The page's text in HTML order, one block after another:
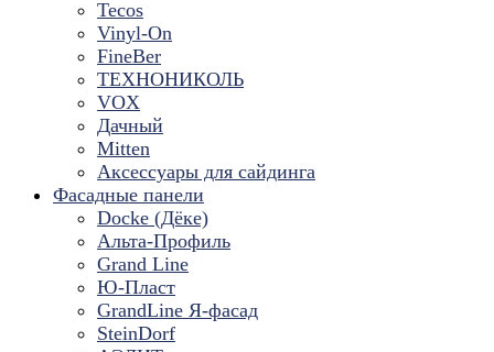
Tecos
Vinyl-On
FineBer
ТЕХНОНИКОЛЬ
VOX
Дачный
Mitten
Аксессуары для сайдинга
Фасадные панели
Docke (Дёке)
Альта-Профиль
Grand Line
Ю-Пласт
GrandLine Я-фасад
SteinDorf